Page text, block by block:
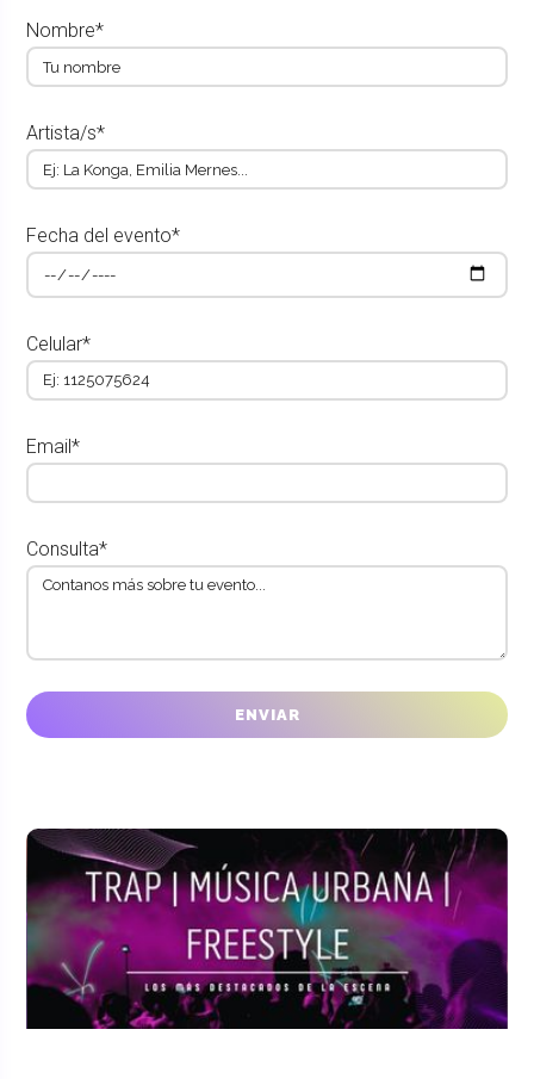
Nombre*
Artista/s*
Fecha del evento*
Celular*
Email*
Consulta*